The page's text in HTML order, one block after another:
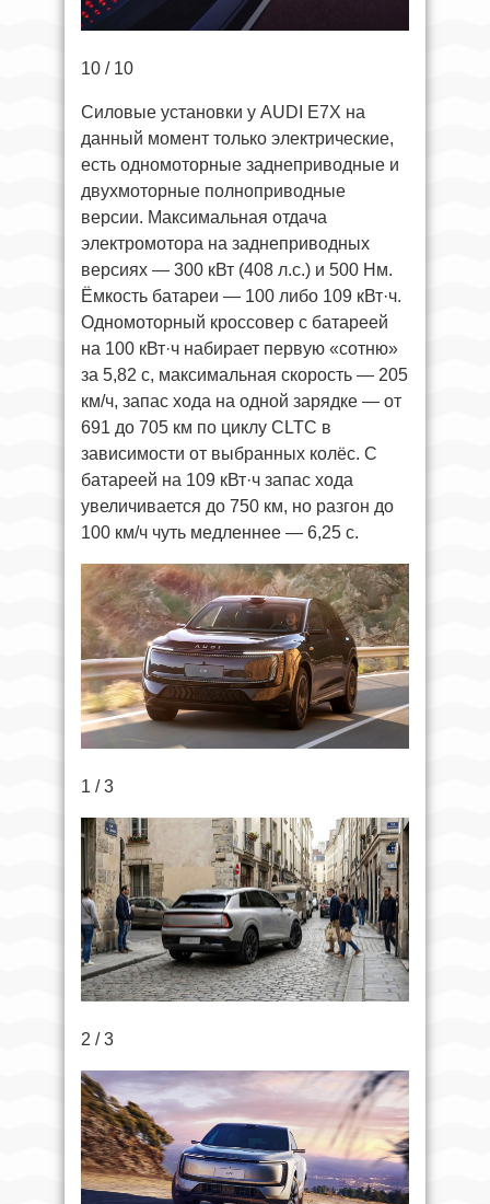
10 / 10
Силовые установки у AUDI E7X на
данный момент только электрические,
есть одномоторные заднеприводные и
двухмоторные полноприводные
версии. Максимальная отдача
электромотора на заднеприводных
версиях — 300 кВт (408 л.с.) и 500 Нм.
Ёмкость батареи — 100 либо 109 кВт·ч.
Одномоторный кроссовер с батареей
на 100 кВт·ч набирает первую «сотню»
за 5,82 с, максимальная скорость — 205
км/ч, запас хода на одной зарядке — от
691 до 705 км по циклу CLTC в
зависимости от выбранных колёс. С
батареей на 109 кВт·ч запас хода
увеличивается до 750 км, но разгон до
100 км/ч чуть медленнее — 6,25 с.
1 / 3
2 / 3